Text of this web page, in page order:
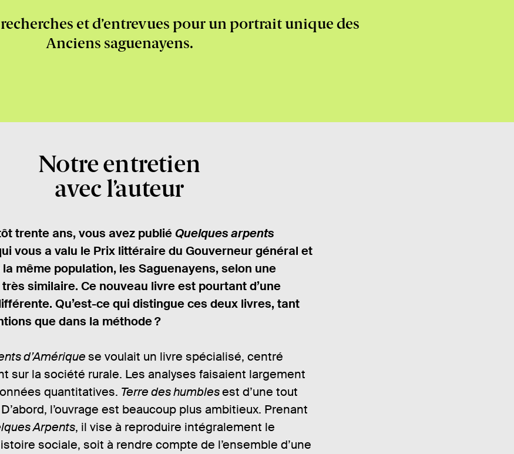
et d’entrevues pour un portrait unique des
Anciens saguenayens.
Notre entretien
avec l’auteur
trente ans, vous avez publiéQuelques arpents
vous a valu le Prix littéraire du Gouverneur général et
même population, les Saguenayens, selon une
similaire. Ce nouveau livre est pourtant d’une
Qu’est-ce qui distingue ces deux livres, tant
que dans la méthode ?
d’Amériquese voulait un livre spécialisé, centré
sur la société rurale. Les analyses faisaient largement
quantitatives. Terre des humblesest d’une tout
l’ouvrage est beaucoup plus ambitieux. Prenant
Arpents, il vise à reproduire intégralement le
sociale, soit à rendre compte de l’ensemble d’une